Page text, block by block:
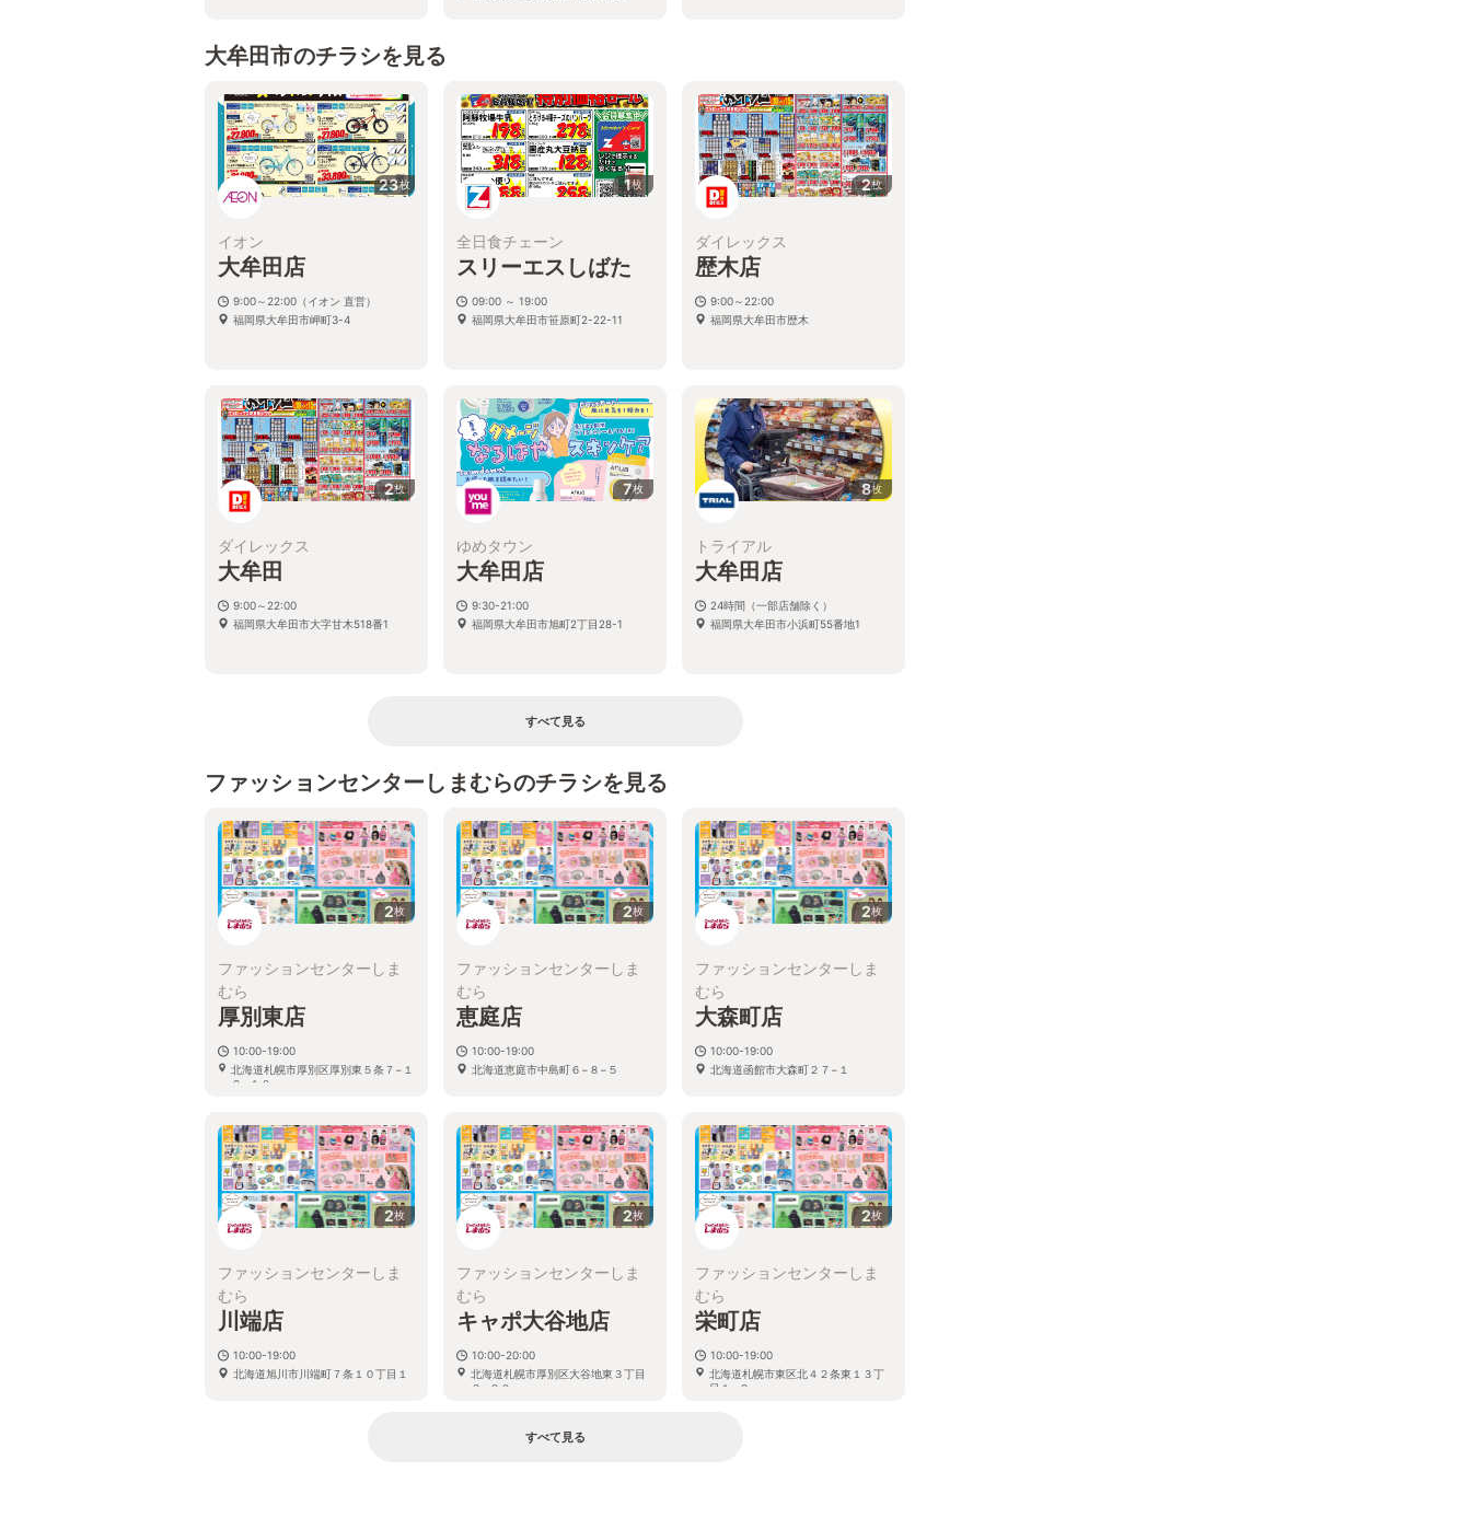
大牟田市のチラシを見る
23枚
イオン
大牟田店
9:00～22:00（イオン 直営）
福岡県大牟田市岬町3-4
1枚
全日食チェーン
スリーエスしばた
09:00 ～ 19:00
福岡県大牟田市笹原町2-22-11
2枚
ダイレックス
歴木店
9:00～22:00
福岡県大牟田市歴木
2枚
ダイレックス
大牟田
9:00～22:00
福岡県大牟田市大字甘木518番1
7枚
ゆめタウン
大牟田店
9:30-21:00
福岡県大牟田市旭町2丁目28-1
8枚
トライアル
大牟田店
24時間（一部店舗除く）
福岡県大牟田市小浜町55番地1
すべて見る
ファッションセンターしまむらのチラシを見る
2枚
ファッションセンターしま
むら
厚別東店
10:00-19:00
北海道札幌市厚別区厚別東５条７−１
２−１０
2枚
ファッションセンターしま
むら
恵庭店
10:00-19:00
北海道恵庭市中島町６−８−５
2枚
ファッションセンターしま
むら
大森町店
10:00-19:00
北海道函館市大森町２７−１
2枚
ファッションセンターしま
むら
川端店
10:00-19:00
北海道旭川市川端町７条１０丁目１
2枚
ファッションセンターしま
むら
キャポ大谷地店
10:00-20:00
北海道札幌市厚別区大谷地東３丁目
３−２０
2枚
ファッションセンターしま
むら
栄町店
10:00-19:00
北海道札幌市東区北４２条東１３丁
目１−２
すべて見る